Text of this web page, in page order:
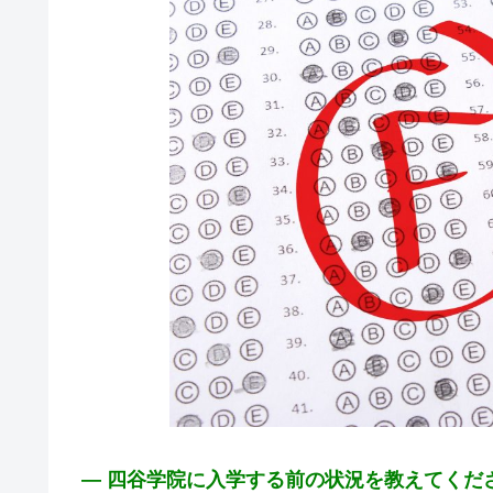
― 四谷学院に入学する前の状況を教えてくだ